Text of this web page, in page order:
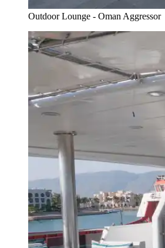
Outdoor Lounge - Oman Aggressor